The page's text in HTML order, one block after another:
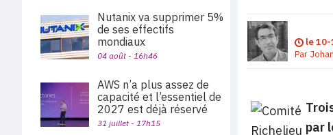
le10-
Par
par
Nutanix va supprimer 5%
de ses effectifs
mondiaux
04 août - 16h46
AWS n’a plus assez de
capacité et l’essentiel de
2027 est déjà réservé
31 juillet - 17h15